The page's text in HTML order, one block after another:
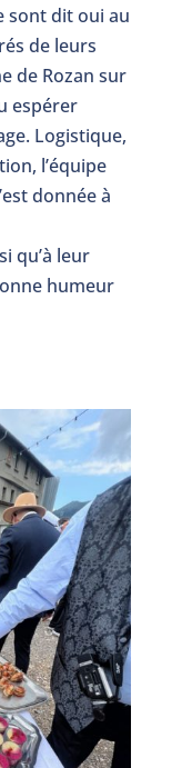
sont dit oui au
de leurs
de Rozan sur
espérer
Logistique,
l’équipe
donnée à
qu’à leur
humeur